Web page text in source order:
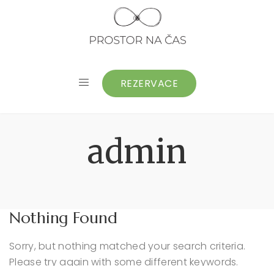
REZERVACE
admin
Nothing Found
Sorry, but nothing matched your search criteria.
Please try again with some different keywords.